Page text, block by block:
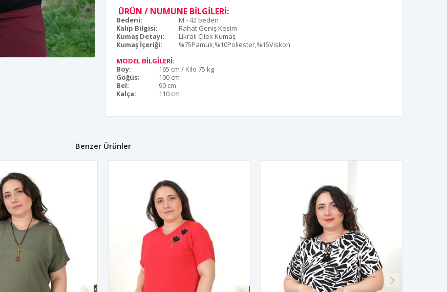
ÜRÜN / NUMUNE BİLGİLERİ:
Bedeni:
M - 42 beden
Kalıp Bilgisi:
Rahat Geniş Kesim
Kumaş Detayı:
Likralı Çilek Kumaş
Kumaş İçeriği:
%75Pamuk,%10Poliester,%15Viskon
MODEL BİLGİLERİ:
Boy:
165 cm / Kilo 75 kg
Göğüs:
100 cm
Bel:
90 cm
Kalça:
110 cm
Benzer Ürünler